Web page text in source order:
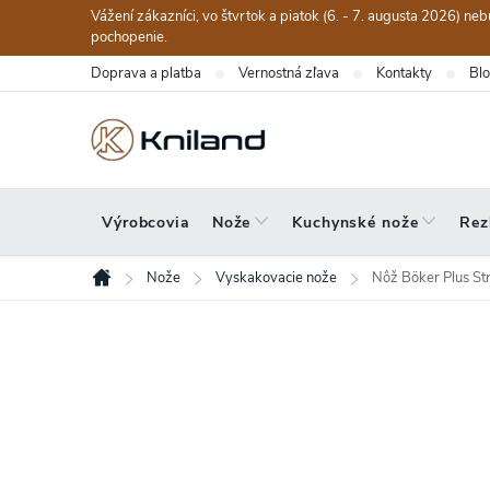
obsah
Vážení zákazníci, vo štvrtok a piatok (6. - 7. augusta 2026)
pochopenie.
Doprava a platba Vernostná zľava Kontakty
Výrobcovia Nože Kuchynské nože
Domov
Nože Vyskakovacie nože Nôž Böker Plus